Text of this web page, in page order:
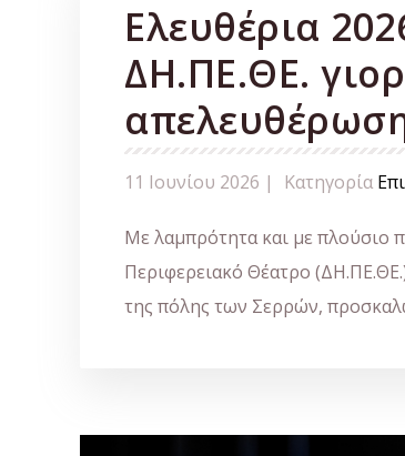
Ελευθέρια
ΔΗ.ΠΕ.ΘΕ.
11 Ιουνίου 2026 | Κατηγορία
Με λαμπρότητα και με πλούσιο
Περιφερειακό Θέατρο
της πόλης των Σερρών,